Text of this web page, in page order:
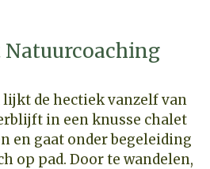
Natuurcoaching
de hectiek vanzelf van
in een knusse chalet
en gaat onder begeleiding
op pad. Door te wandelen,